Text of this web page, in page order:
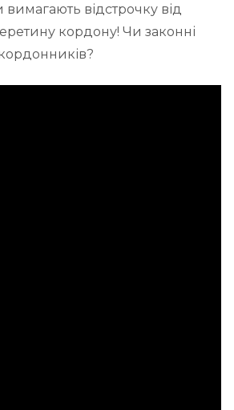
відстрочку від
кордону! Чи законні